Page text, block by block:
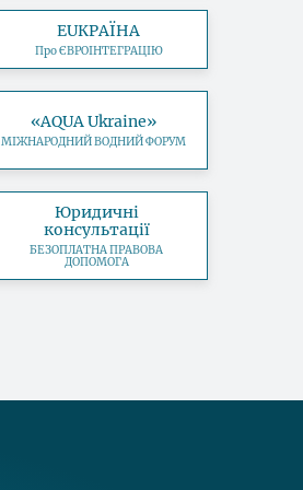
EUКРАЇНА
Про ЄВРОІНТЕГРАЦІЮ
«AQUA Ukraine»
МІЖНАРОДНИЙ ВОДНИЙ ФОРУМ
Юридичні
консультації
БЕЗОПЛАТНА ПРАВОВА
ДОПОМОГА